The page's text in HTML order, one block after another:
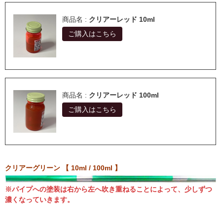
商品名 : クリアーレッド 10ml
ご購入はこちら
商品名 : クリアーレッド 100ml
ご購入はこちら
クリアーグリーン 【 10ml / 100ml 】
※パイプへの塗装は右から左へ吹き重ねることによって、少しずつ
濃くなっていきます。